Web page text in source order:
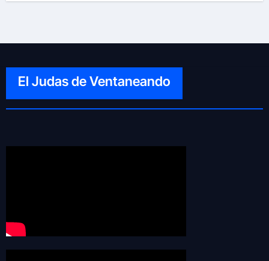
El Judas de Ventaneando